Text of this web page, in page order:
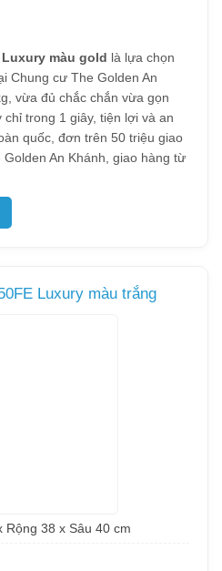
màu gold là lựa chọn
Chung cư The Golden An
vừa đủ chắc chắn vừa gọn
trong 1 giây, tiện lợi và an
quốc, đơn trên 50 triệu giao
An Khánh, giao hàng từ
Luxury màu trắng
Rộng 38 x Sâu 40 cm